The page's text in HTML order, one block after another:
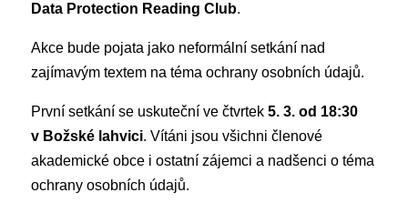
Data Protection Reading Club.
Akce bude pojata jako neformální setkání nad
zajímavým textem na téma ochrany osobních údajů.
První setkání se uskuteční ve čtvrtek5. 3. od 18:30
v Božské lahvici. Vítáni jsou všichni členové
akademické obce i ostatní zájemci a nadšenci o téma
ochrany osobních údajů.